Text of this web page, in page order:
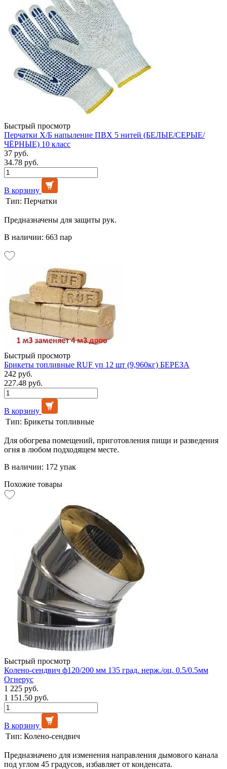
Быстрый просмотр
Перчатки Х/Б напыление ПВХ 5 нитей (БЕЛЫЕ/СЕРЫЕ/
ЧЁРНЫЕ) 10 класс
37 руб.
34.78 руб.
В корзину
Тип: Перчатки
Предназначены для защиты рук.
В наличии: 663 пар
Быстрый просмотр
Брикеты топливные RUF уп 12 шт (9,960кг) БЕРЕЗА
242 руб.
227.48 руб.
В корзину
Тип: Брикеты топливные
Для обогрева помещений, приготовления пищи и разведения
огня в любом подходящем месте.
В наличии: 172 упак
Похожие товары
Быстрый просмотр
Колено-сендвич ф120/200 мм 135 град. нерж./оц. 0.5/0.5мм
Огнерус
1 225 руб.
1 151.50 руб.
В корзину
Тип: Колено-сендвич
Предназначено для изменения направления дымового канала
под углом 45 градусов, избавляет от конденсата.